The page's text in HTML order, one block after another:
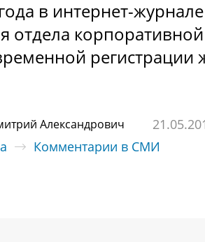
в интернет-
отдела
регистрации
Александрович
Комментарии в СМИ